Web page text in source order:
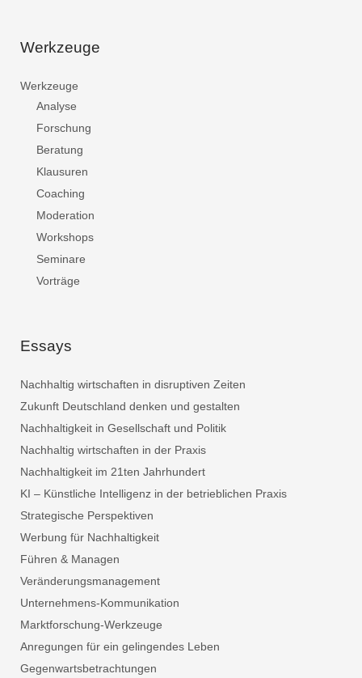
Werkzeuge
Werkzeuge
Analyse
Forschung
Beratung
Klausuren
Coaching
Moderation
Workshops
Seminare
Vorträge
Essays
Nachhaltig wirtschaften in disruptiven Zeiten
Zukunft Deutschland denken und gestalten
Nachhaltigkeit in Gesellschaft und Politik
Nachhaltig wirtschaften in der Praxis
Nachhaltigkeit im 21ten Jahrhundert
KI – Künstliche Intelligenz in der betrieblichen Praxis
Strategische Perspektiven
Werbung für Nachhaltigkeit
Führen & Managen
Veränderungsmanagement
Unternehmens-Kommunikation
Marktforschung-Werkzeuge
Anregungen für ein gelingendes Leben
Gegenwartsbetrachtungen